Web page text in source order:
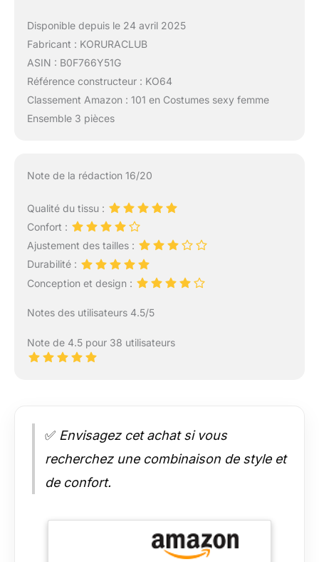
Disponible depuis le 24 avril 2025
Fabricant : KORURACLUB
ASIN : B0F766Y51G
Référence constructeur : KO64
Classement Amazon : 101 en Costumes sexy femme
Ensemble 3 pièces
Note de la rédaction 16/20
Qualité du tissu :
Confort :
Ajustement des tailles :
Durabilité :
Conception et design :
Notes des utilisateurs 4.5/5
Note de 4.5 pour 38 utilisateurs
✅ Envisagez cet achat si vous
recherchez une combinaison de style et
de confort.